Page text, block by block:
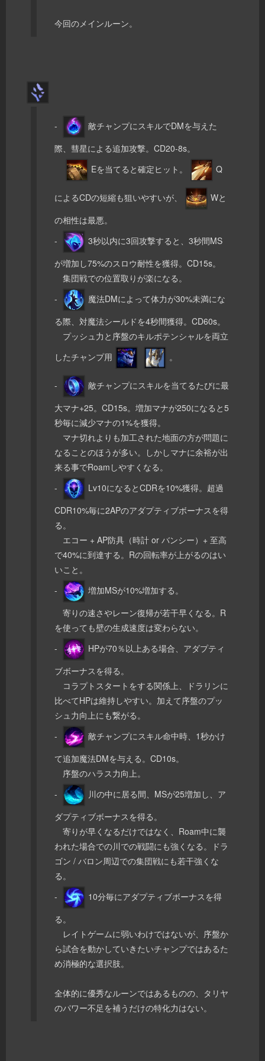
今回のメインルーン。
-
敵チャンプにスキルでDMを与えた
際、彗星による追加攻撃。CD20-8s。
Eを当てると確定ヒット。
Q
によるCDの短縮も狙いやすいが、
Wと
の相性は最悪。
-
3秒以内に3回攻撃すると、3秒間MS
が増加し75%のスロウ耐性を獲得。CD15s。
集団戦での位置取りが楽になる。
-
魔法DMによって体力が30%未満にな
る際、対魔法シールドを4秒間獲得。CD60s。
プッシュ力と序盤のキルポテンシャルを両立
したチャンプ用
。
-
敵チャンプにスキルを当てるたびに最
大マナ+25。CD15s。増加マナが250になると5
秒毎に減少マナの1%を獲得。
マナ切れよりも加工された地面の方が問題に
なることのほうが多い。しかしマナに余裕が出
来る事でRoamしやすくなる。
-
Lv10になるとCDRを10%獲得。超過
CDR10%毎に2APのアダプティブボーナスを得
る。
エコー + AP防具（時計 or バンシー）+ 至高
で40%に到達する。Rの回転率が上がるのはい
いこと。
-
増加MSが10%増加する。
寄りの速さやレーン復帰が若干早くなる。R
を使っても壁の生成速度は変わらない。
-
HPが70％以上ある場合、アダプティ
ブボーナスを得る。
コラプトスタートをする関係上、ドラリンに
比べてHPは維持しやすい。加えて序盤のプッ
シュ力向上にも繋がる。
-
敵チャンプにスキル命中時、1秒かけ
て追加魔法DMを与える。CD10s。
序盤のハラス力向上。
-
川の中に居る間、MSが25増加し、ア
ダプティブボーナスを得る。
寄りが早くなるだけではなく、Roam中に襲
われた場合での川での戦闘にも強くなる。ドラ
ゴン / バロン周辺での集団戦にも若干強くな
る。
-
10分毎にアダプティブボーナスを得
る。
レイトゲームに弱いわけではないが、序盤か
ら試合を動かしていきたいチャンプではあるた
め消極的な選択肢。
全体的に優秀なルーンではあるものの、タリヤ
のパワー不足を補うだけの特化力はない。